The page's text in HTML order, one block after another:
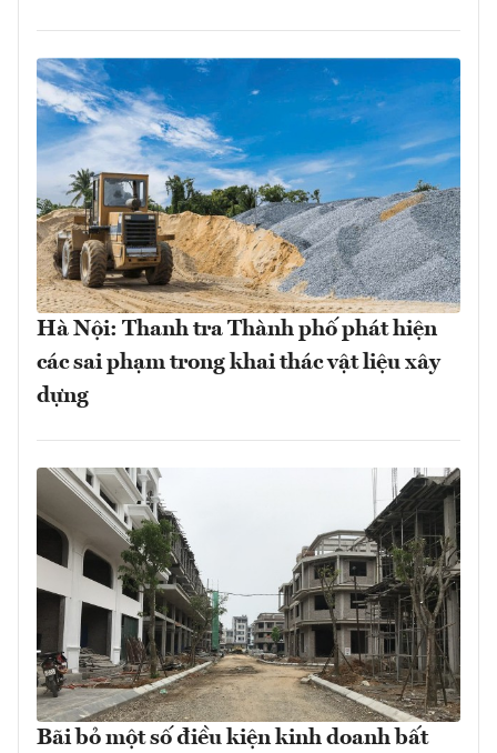
Hà Nội: Thanh tra Thành phố phát hiện
các sai phạm trong khai thác vật liệu xây
dựng
Bãi bỏ một số điều kiện kinh doanh bất